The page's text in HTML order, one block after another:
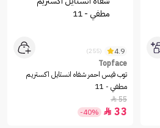
4.9
(255)
Topface
توب فيس احمر شفاه انستايل اكستريم
مطفي - 11
55

33

-40%